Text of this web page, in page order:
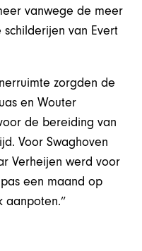
vanwege de meer
van Evert
zorgden de
en Wouter
de bereiding van
Voor Swaghoven
Verheijen werd voor
een maand op
aanpoten.”